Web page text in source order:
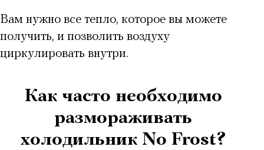
Вам нужно все тепло, которое вы можете
получить, и позволить воздуху
циркулировать внутри.
Как часто необходимо
размораживать
холодильник No Frost?